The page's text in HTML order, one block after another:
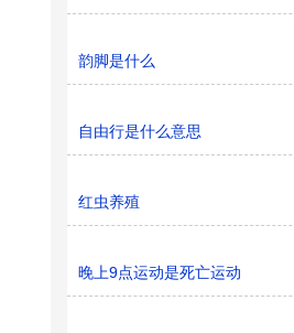
韵脚是什么
自由行是什么意思
红虫养殖
晚上9点运动是死亡运动